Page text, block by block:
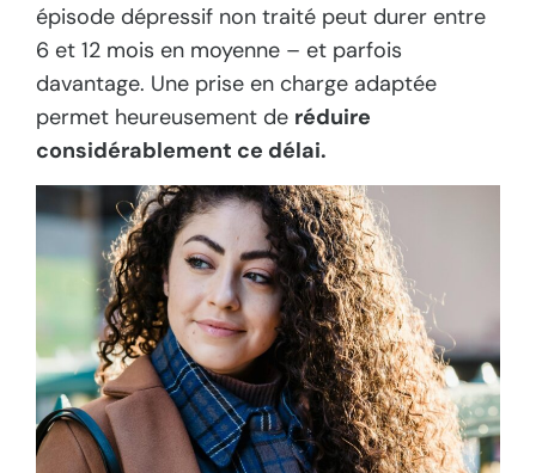
épisode dépressif non traité peut durer entre
6 et 12 mois en moyenne – et parfois
davantage. Une prise en charge adaptée
permet heureusement de réduire
considérablement ce délai.